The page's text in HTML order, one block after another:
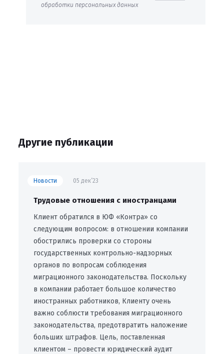
обработки персональных данных
Другие публикации
Новости 05 дек’23
Трудовые отношения с иностранцами
Клиент обратился в ЮФ «Контра» со
следующим вопросом: в отношении компании
обострились проверки со стороны
государственных контрольно-надзорных
органов по вопросам соблюдения
миграционного законодательства. Поскольку
в компании работает большое количество
иностранных работников, Клиенту очень
важно соблюсти требования миграционного
законодательства, предотвратить наложение
больших штрафов. Цель, поставленная
клиентом – провести юридический аудит